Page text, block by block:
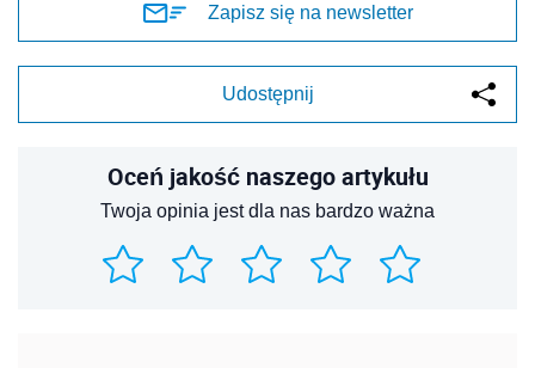
Zapisz się na newsletter
Udostępnij
Oceń jakość naszego artykułu
Twoja opinia jest dla nas bardzo ważna